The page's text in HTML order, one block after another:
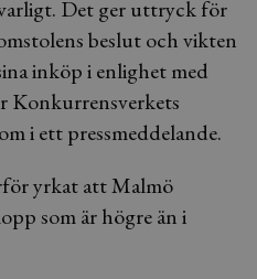
Det ger uttryck för
beslut och vikten
inköp i enlighet med
Konkurrensverkets
i ett pressmeddelande.
yrkat att Malmö
som är högre än i